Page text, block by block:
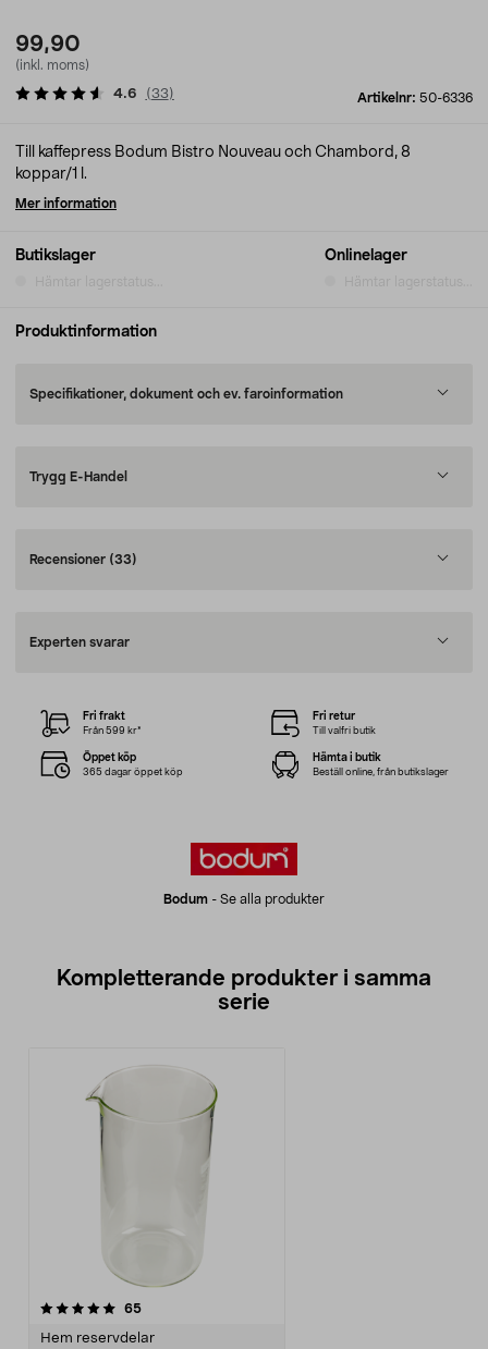
99,90
(inkl. moms)
Artikelnr: 50-6336
4.6 (33)
Butikslager Onlinelager
Till kaffepress Bodum Bistro Nouveau och Chambord, 8
koppar/1 l.
Mer information
Produktinformation
Specifikationer, dokument och ev. faroinformation
Trygg E-Handel
Recensioner (33)
Experten svarar
Bodum - Se alla produkter
Fri frakt
Från 599 kr*
Fri retur
Till valfri butik
Öppet köp
365 dagar öppet köp
Hämta i butik
Beställ online, från butikslager
Kompletterande produkter i samma
serie
65recensioner
Hem reservdelar